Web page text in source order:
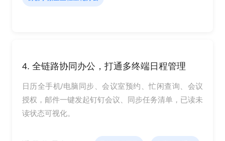
4. 全链路协同办公，打通多终端日程管理
日历全手机/电脑同步、会议室预约、忙闲查询、会议
授权，邮件一键发起钉钉会议、同步任务清单，已读未
读状态可视化。